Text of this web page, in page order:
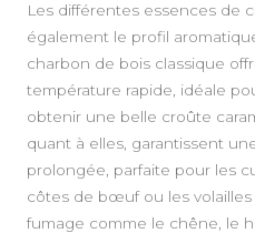
Les différentes essences de
également le profil
charbon de bois classique
température rapide, idéale
obtenir une belle croûte
quant à elles, garantissent
prolongée, parfaite pour les
côtes de bœuf ou les volailles
fumage comme le chêne, le
KNELLE